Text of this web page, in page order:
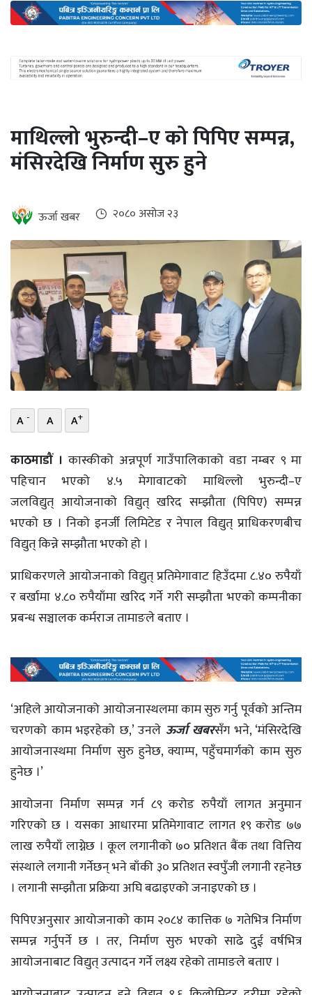
ऊर्जा
दक्षता
खबर
हरित
इभी
सम्पादकीय
बैंक
पर्यटन
भिडियो
छापा
खोज
प्रोफाइल
ऊर्जा
विशेष
माथिल्लो भुरुन्दी–ए को पिपिए सम्पन्न,
मंसिरदेखि निर्माण सुरु हुने
ऊर्जा खबर २०८० असोज २३
A - A A+
काठमाडौं । कास्कीको अन्नपूर्ण गाउँपालिकाको वडा नम्बर ९ मा
पहिचान भएको ४.५ मेगावाटको माथिल्लो भुरुन्दी–ए
जलविद्युत् आयोजनाको विद्युत् खरिद सम्झौता (पिपिए) सम्पन्न
भएको छ । निको इनर्जी लिमिटेड र नेपाल विद्युत् प्राधिकरणबीच
विद्युत् किन्ने सम्झौता भएको हो ।
प्राधिकरणले आयोजनाको विद्युत् प्रतिमेगावाट हिउँदमा ८.४० रुपैयाँ
र बर्खामा ४.८० रुपैयाँमा खरिद गर्ने गरी सम्झौता भएको कम्पनीका
प्रबन्ध सञ्चालक कर्मराज तामाङले बताए ।
‘अहिले आयोजनाको आयोजनास्थलमा काम सुरु गर्नु पूर्वको अन्तिम
चरणको काम भइरहेको छ,’ उनले ऊर्जा खबरसँग भने, ‘मंसिरदेखि
आयोजनास्थमा निर्माण सुरु हुनेछ, क्याम्प, पहुँचमार्गको काम सुरु
हुनेछ ।’
आयोजना निर्माण सम्पन्न गर्न ८९ करोड रुपैयाँ लागत अनुमान
गरिएको छ । यसका आधारमा प्रतिमेगावाट लागत १९ करोड ७७
लाख रुपैयाँ लाग्नेछ । कूल लगानीको ७० प्रतिशत बैंक तथा वित्तिय
संस्थाले लगानी गर्नेछन् भने बाँकी ३० प्रतिशत स्वपुँजी लगानी रहनेछ
। लगानी सम्झौता प्रक्रिया अघि बढाइएको जनाइएको छ ।
पिपिएअनुसार आयोजनाको काम २०८४ कात्तिक ७ गतेभित्र निर्माण
सम्पन्न गर्नुपर्ने छ । तर, निर्माण सुरु भएको साढे दुई वर्षभित्र
आयोजनाबाट विद्युत् उत्पादन गर्ने लक्ष्य रहेको तामाङले बताए ।